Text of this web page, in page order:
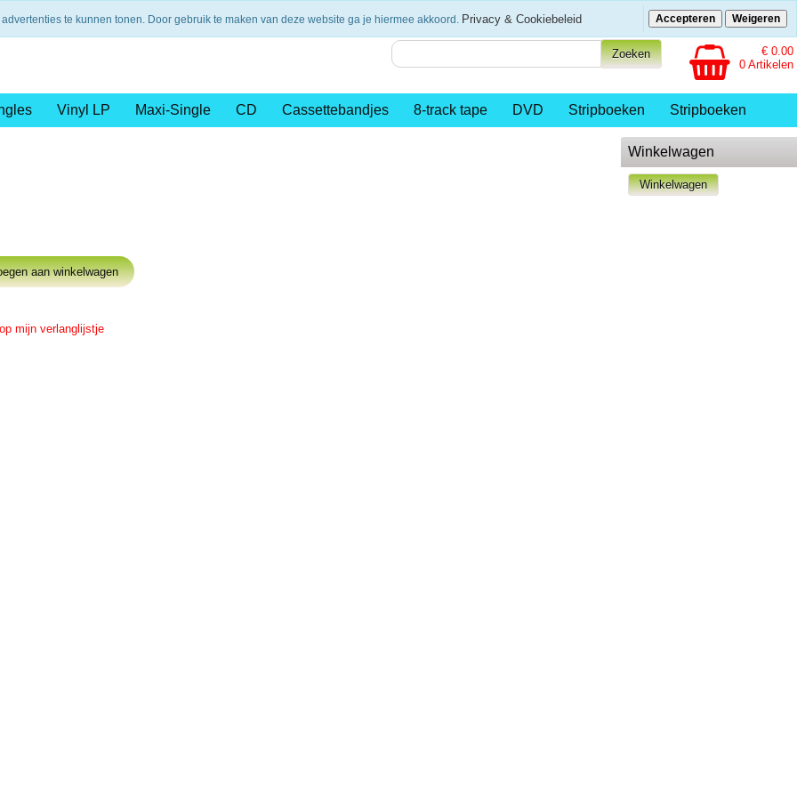
vanaf €75,- (NL) 14 dagen retourtermijn Veilig en eenvoudig betalen
€ 0.00
0 Artikelen
Vinyl LP Maxi-Single CD Cassettebandjes 8-track tape DVD Stripboeken Stripboeken
mijn verlanglijstje
Winkelwagen
te kunnen tonen. Door gebruik te maken van deze website ga je hiermee akkoord. Privacy & Cookiebeleid Accepteren Weigeren